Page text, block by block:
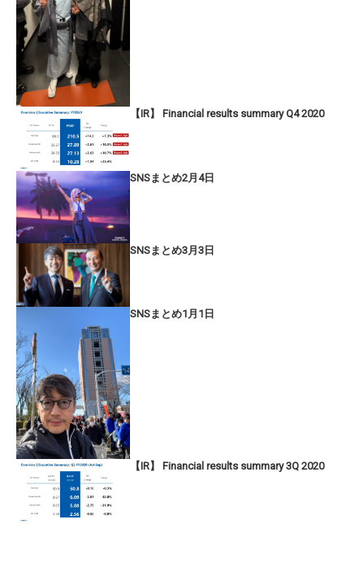
【IR】 Financial results summary Q4 2020
SNSまとめ2月4日
SNSまとめ3月3日
SNSまとめ1月1日
【IR】 Financial results summary 3Q 2020